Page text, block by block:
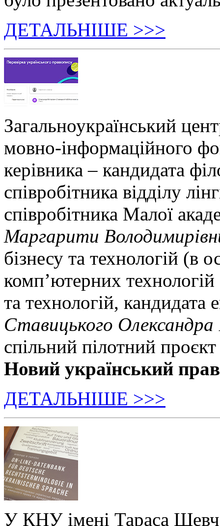
ДЕТАЛЬНІШЕ >>>
Загальноукраїнський
мовно-інформаційного
керівника – кандидата
співробітника відділу
співробітника Малої
Маргарити
бізнесу та технологій (в
комп’ютерних технологій
та технологій, кандидата
Ставицького Олександра
спільний пілотний
Новий український
ДЕТАЛЬНІШЕ >>>
У КНУ імені Тараса